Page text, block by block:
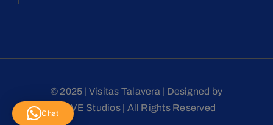
© 2025 | Visitas Talavera | Designed by
LOVE Studios | All Rights Reserved
Chat